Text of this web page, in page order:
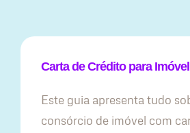
Carta de Crédito para Imóvel
Este guia apresenta tudo
consórcio de imóvel com